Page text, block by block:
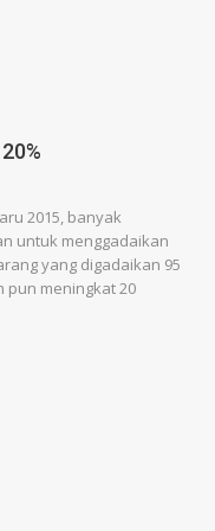
2015, banyak
untuk menggadaikan
yang digadaikan 95
pun meningkat 20